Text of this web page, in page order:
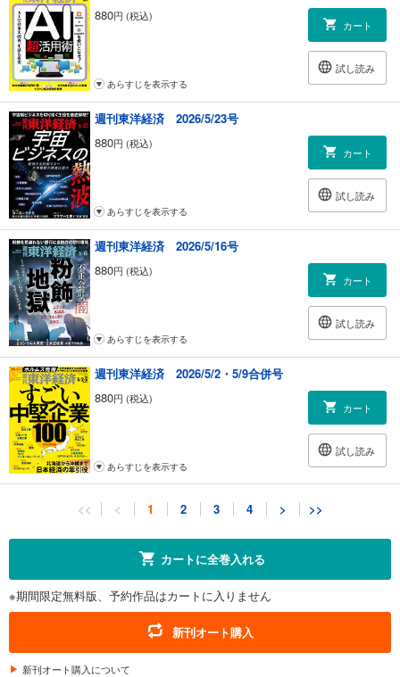
880円 (税込)
カート
試し読み
あらすじを表示する
週刊東洋経済 2026/5/23号
880円 (税込)
カート
試し読み
あらすじを表示する
週刊東洋経済 2026/5/16号
880円 (税込)
カート
試し読み
あらすじを表示する
週刊東洋経済 2026/5/2・5/9合併号
880円 (税込)
カート
試し読み
あらすじを表示する
週刊東洋経済 2026/4/18・4/25合併号
試し読み
あらすじを表示する
週刊東洋経済 2026/4/11号
880円 (税込)
<< < 1 2 3 4 > >>
カートに全巻入れる
※期間限定無料版、予約作品はカートに入りません
新刊オート購入
新刊オート購入について